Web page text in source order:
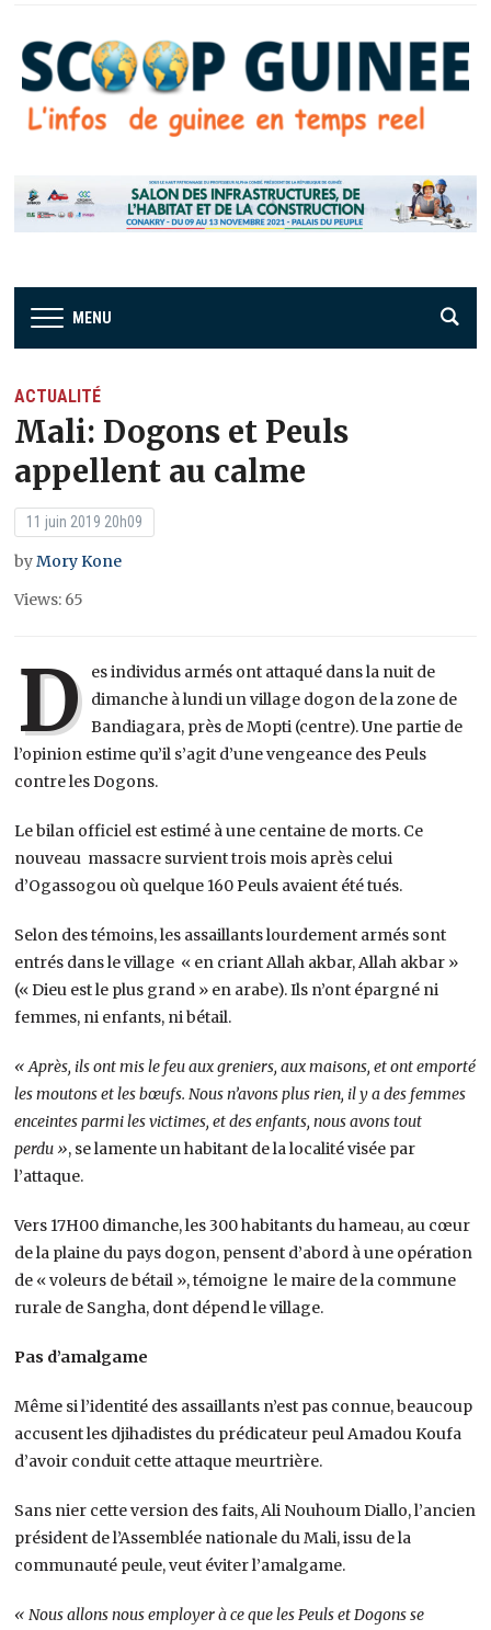
MENU
ACTUALITÉ
Mali: Dogons et Peuls
appellent au calme
11 juin 2019 20h09
byMory Kone
Views: 65
D es individus armés ont attaqué dans la nuit de
dimanche à lundi un village dogon de la zone de
Bandiagara, près de Mopti (centre). Une partie de
l’opinion estime qu’il s’agit d’une vengeance des Peuls
contre les Dogons.
Le bilan officiel est estimé à une centaine de morts. Ce
nouveau massacre survient trois mois après celui
d’Ogassogou où quelque 160 Peuls avaient été tués.
Selon des témoins, les assaillants lourdement armés sont
entrés dans le village « en criant Allah akbar, Allah akbar »
(« Dieu est le plus grand » en arabe). Ils n’ont épargné ni
femmes, ni enfants, ni bétail.
« Après, ils ont mis le feu aux greniers, aux maisons, et ont emporté
les moutons et les bœufs. Nous n’avons plus rien, il y a des femmes
enceintes parmi les victimes, et des enfants, nous avons tout
perdu », se lamente un habitant de la localité visée par
l’attaque.
Vers 17H00 dimanche, les 300 habitants du hameau, au cœur
de la plaine du pays dogon, pensent d’abord à une opération
de « voleurs de bétail », témoigne le maire de la commune
rurale de Sangha, dont dépend le village.
Pas d’amalgame
Même si l’identité des assaillants n’est pas connue, beaucoup
accusent les djihadistes du prédicateur peul Amadou Koufa
d’avoir conduit cette attaque meurtrière.
Sans nier cette version des faits, Ali Nouhoum Diallo, l’ancien
président de l’Assemblée nationale du Mali, issu de la
communauté peule, veut éviter l’amalgame.
« Nous allons nous employer à ce que les Peuls et Dogons se